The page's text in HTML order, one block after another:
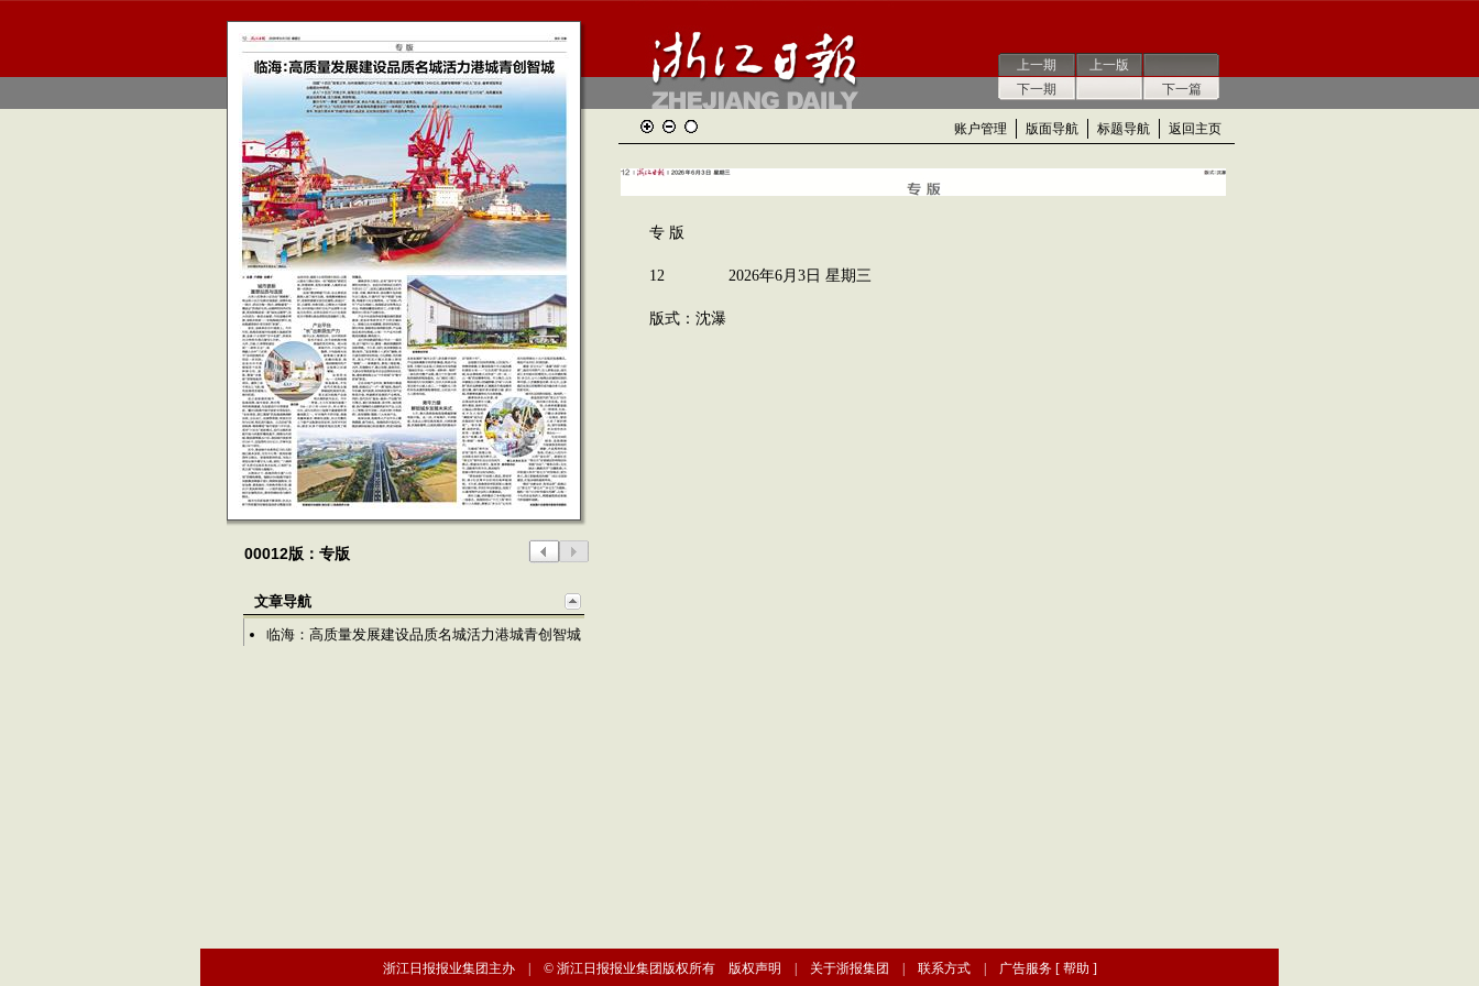
上一期
下一期
上一版
下一篇
00012版：专版
文章导航
临海：高质量发展建设品质名城活力港城青创智城
账户管理 版面导航 标题导航 返回主页
专 版
12 2026年6月3日 星期三
版式：沈瀑
浙江日报报业集团主办 | © 浙江日报报业集团版权所有 版权声明 关于浙报集团 联系方式| 广告服务[ 帮助 ]